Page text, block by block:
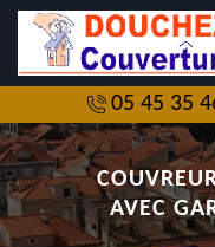
05 45 35
AVEC